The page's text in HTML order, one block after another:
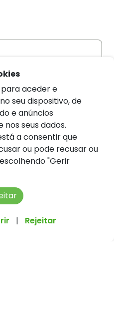
para aceder e
seu dispositivo, de
e anúncios
seus dados.
a consentir que
ou pode recusar ou
"Gerir
| Rejeitar